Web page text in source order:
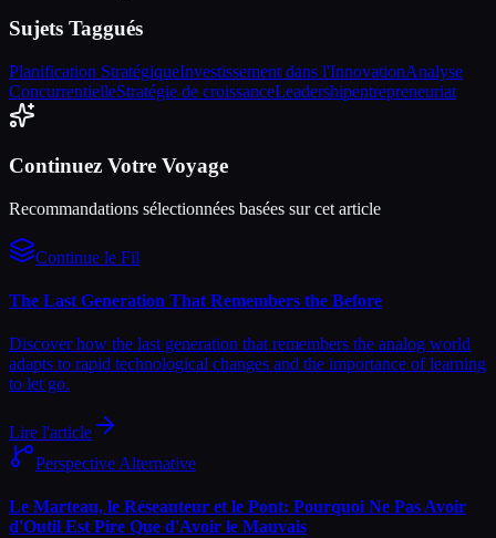
Sujets Taggués
Planification StratégiqueInvestissement dans l'InnovationAnalyse
ConcurrentielleStratégie de croissanceLeadershipentrepreneuriat
Continuez Votre Voyage
Recommandations sélectionnées basées sur cet article
Continue le Fil
The Last Generation That Remembers the Before
Discover how the last generation that remembers the analog world
adapts to rapid technological changes and the importance of learning
to let go.
Lire l'article
Perspective Alternative
Le Marteau, le Réseauteur et le Pont: Pourquoi Ne Pas Avoir
d'Outil Est Pire Que d'Avoir le Mauvais